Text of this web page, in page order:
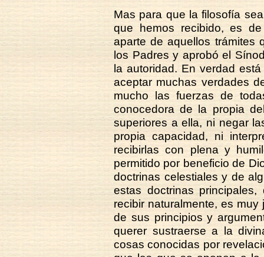
Mas para que la filosofía
que hemos recibido, es
aparte de aquellos trámites
los Padres y aprobó el
la autoridad. En verdad
aceptar muchas verdades
mucho las fuerzas de
conocedora de la propia
superiores a ella, ni negar
propia capacidad, ni
recibirlas con plena y
permitido por beneficio de
doctrinas celestiales y de
estas doctrinas
recibir naturalmente, es
de sus principios y
querer sustraerse a la
cosas conocidas por